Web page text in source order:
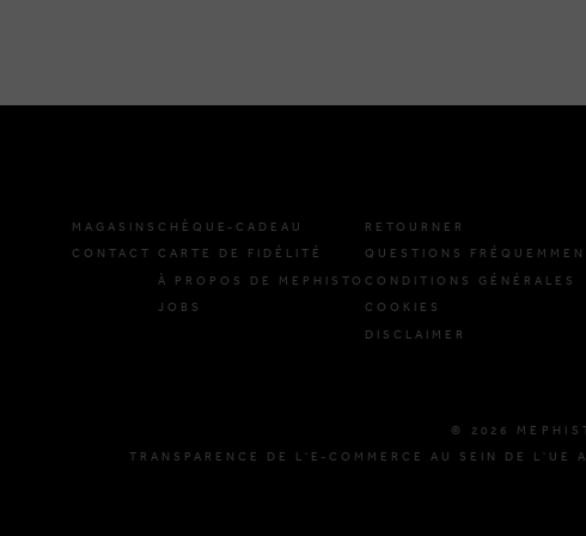
MAGASINS
CONTACT
CHÈQUE-CADEAU
CARTE DE FIDÉLITÉ
À PROPOS DE MEPHISTO
JOBS
RETOURNER
QUESTIONS
CONDITIONS GÉNÉRALES
COOKIES
DISCLAIMER
© 2026
TRANSPARENCE DE L'E-COMMERCE AU SEIN DE L'UE